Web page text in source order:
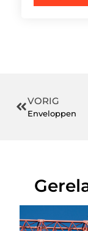
VORIG
Enveloppen